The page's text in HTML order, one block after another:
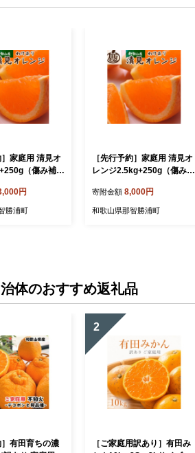
］家庭用 清見オ
（傷み補償
熟きよみオレ
ンゴール・清
円
勝浦町
［先行予約］家庭用 清見オ
レンジ2.5kg+250g（傷み補
荷］［樹上完熟きよみオレ
ンジ・清見タンゴール・清
寄附金額 8,000円
和歌山県那智勝浦町
体のおすすめ返礼品
］有田育ちの濃
2
［ご家庭用訳あり］有田み